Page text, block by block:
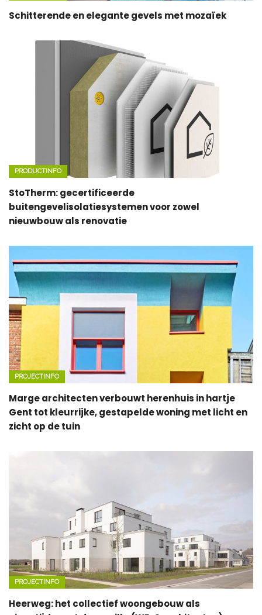
Schitterende en elegante gevels met mozaïek
PRODUCTINFO
StoTherm: gecertificeerde
buitengevelisolatiesystemen voor zowel
nieuwbouw als renovatie
PROJECTINFO
Marge architecten verbouwt herenhuis in hartje
Gent tot kleurrijke, gestapelde woning met licht en
zicht op de tuin
PROJECTINFO
Heerweg: het collectief woongebouw als